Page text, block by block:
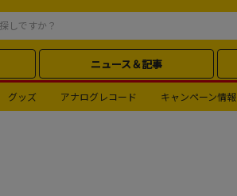
ニュース＆記事
グッズ アナログレコード キャンペーン情報